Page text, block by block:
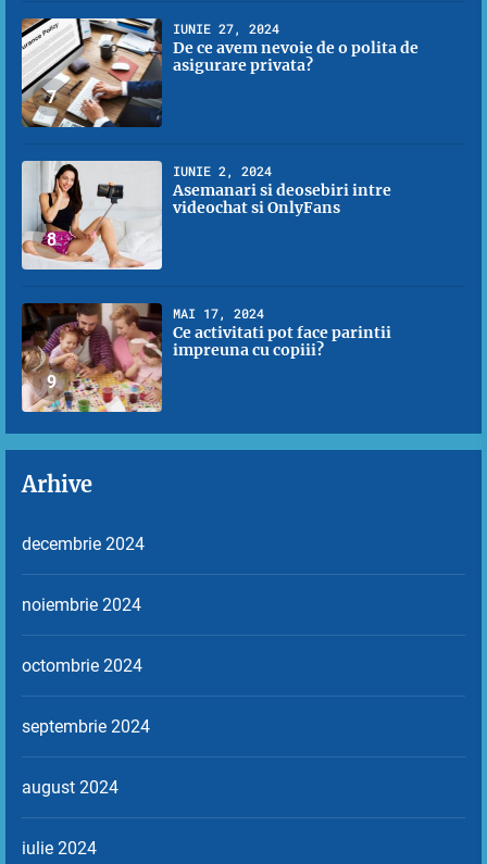
7
IUNIE 27, 2024
De ce avem nevoie de o polita de
asigurare privata?
8
IUNIE 2, 2024
Asemanari si deosebiri intre
videochat si OnlyFans
9
MAI 17, 2024
Ce activitati pot face parintii
impreuna cu copiii?
Arhive
decembrie 2024
noiembrie 2024
octombrie 2024
septembrie 2024
august 2024
iulie 2024